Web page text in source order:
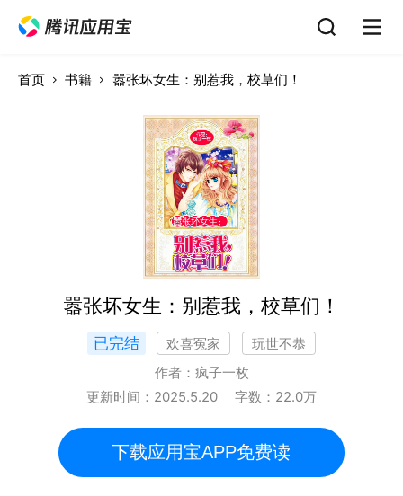
首页 书籍 嚣张坏女生：别惹我，校草们！
嚣张坏女生：别惹我，校草们！
已完结 欢喜冤家
玩世不恭
作者： 疯子一枚
更新时间： 2025.5.20 字数： 22.0万
下载应用宝APP免费读